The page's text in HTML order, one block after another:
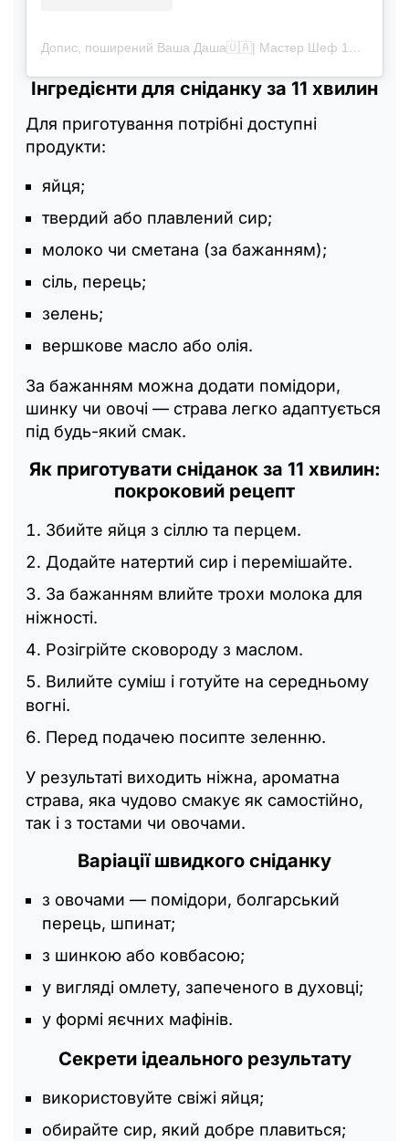
Допис, поширений Ваша Даша🇺🇦| Мастер Шеф 16 (@miss.daria)
Інгредієнти для сніданку за 11 хвилин
Для приготування потрібні доступні
продукти:
яйця;
твердий або плавлений сир;
молоко чи сметана (за бажанням);
сіль, перець;
зелень;
вершкове масло або олія.
За бажанням можна додати помідори,
шинку чи овочі — страва легко адаптується
під будь-який смак.
Як приготувати сніданок за 11 хвилин:
покроковий рецепт
Збийте яйця з сіллю та перцем.
Додайте натертий сир і перемішайте.
За бажанням влийте трохи молока для
ніжності.
Розігрійте сковороду з маслом.
Вилийте суміш і готуйте на середньому
вогні.
Перед подачею посипте зеленню.
У результаті виходить ніжна, ароматна
страва, яка чудово смакує як самостійно,
так і з тостами чи овочами.
Варіації швидкого сніданку
з овочами — помідори, болгарський
перець, шпинат;
з шинкою або ковбасою;
у вигляді омлету, запеченого в духовці;
у формі яєчних мафінів.
Секрети ідеального результату
використовуйте свіжі яйця;
обирайте сир, який добре плавиться;